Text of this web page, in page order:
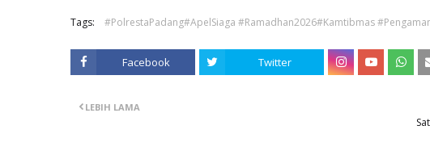
Tags: #PolrestaPadang#ApelSiaga #Ramadhan2026#Kamtibmas
Facebook Twitter
LEBIH LAMA